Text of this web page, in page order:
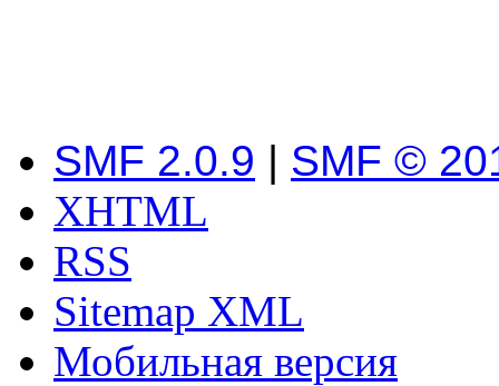
SMF 2.0.9 | SMF ©
XHTML
RSS
Sitemap XML
Мобильная версия